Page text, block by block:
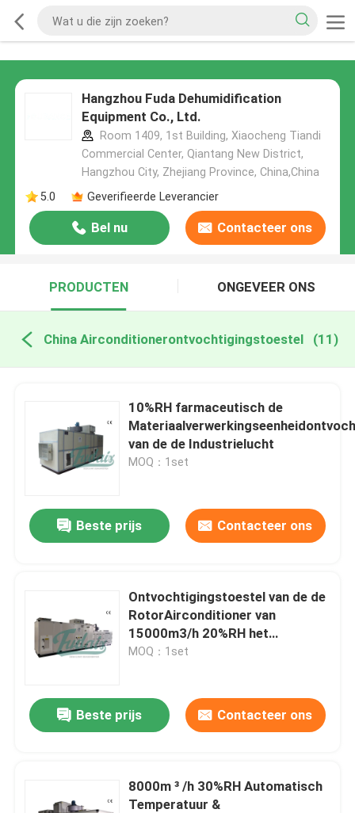
Hangzhou Fuda Dehumidification
Equipment Co., Ltd.
Room 1409, 1st Building, Xiaocheng Tiandi
Commercial Center, Qiantang New District,
Hangzhou City, Zhejiang Province, China,China
5.0
Geverifieerde Leverancier
Bel nu Contacteer ons
PRODUCTEN ONGEVEER ONS
China Airconditionerontvochtigingstoestel (11)
10%RH farmaceutisch de
van de de Industrielucht
MOQ：1set
Beste prijs Contacteer ons
Ontvochtigingstoestel van de de
RotorAirconditioner van
15000m3/h 20%RH het
Industriële Dehydrerende
MOQ：1set
Beste prijs Contacteer ons
8000m ³ /h 30%RH Automatisch
Temperatuur &